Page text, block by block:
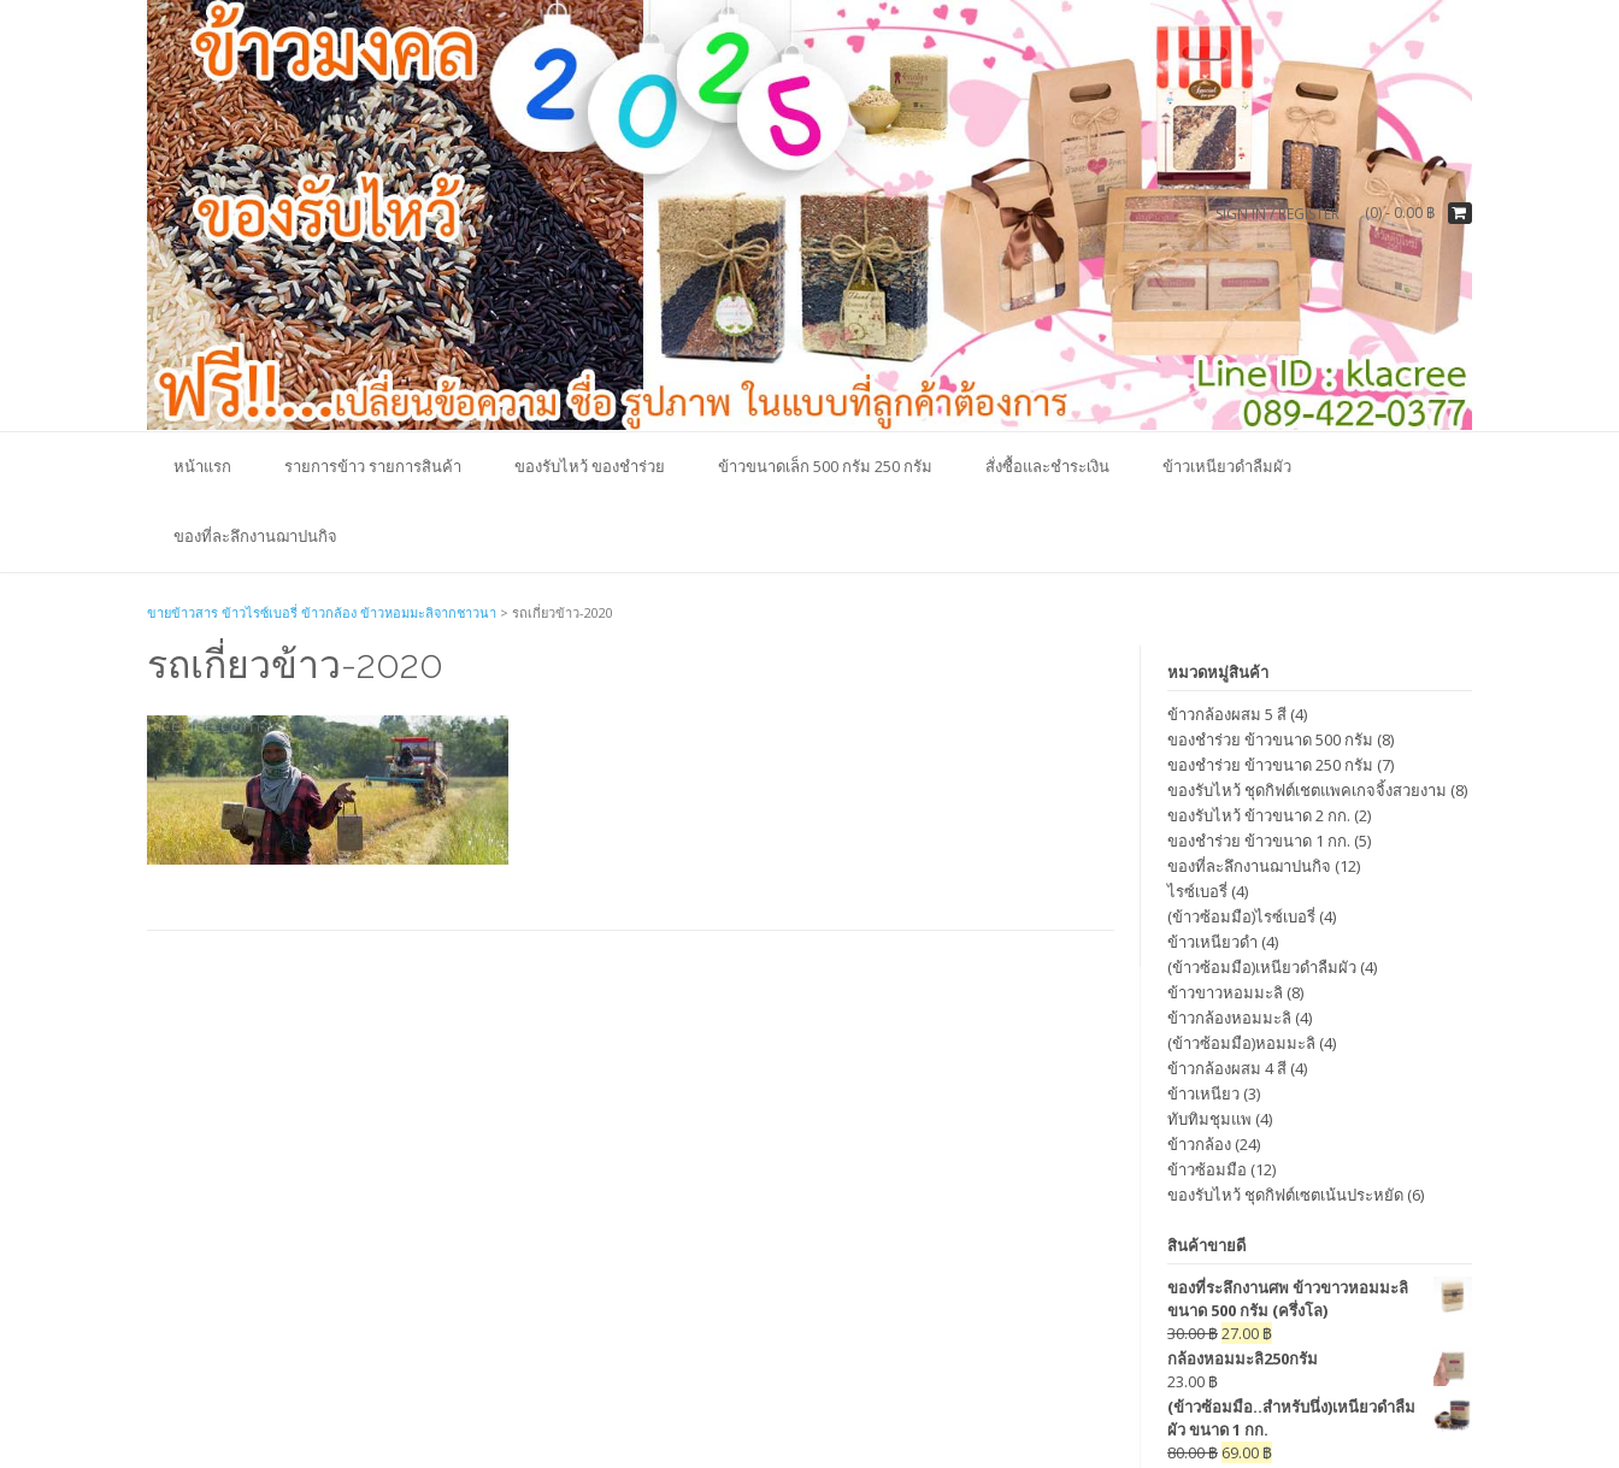
SIGN IN / REGISTER (0) - 0.00 ฿
หน้าแรก รายการข้าว รายการสินค้า ของรับไหว้ ของชำร่วย ข้าวขนาดเล็ก 500 กรัม 250 กรัม สั่งซื้อและชำระเงิน ข้าวเหนียวดำลืมผัว
ของที่ละลึกงานฌาปนกิจ
ขายข้าวสาร ข้าวไรซ์เบอรี่ ข้าวกล้อง ข้าวหอมมะลิจากชาวนา > รถเกี่ยวข้าว-2020
รถเกี่ยวข้าว-2020 หมวดหมู่สินค้า
ข้าวกล้องผสม 5 สี (4)
ของชำร่วย ข้าวขนาด 500 กรัม (8)
ของชำร่วย ข้าวขนาด 250 กรัม (7)
ของรับไหว้ ชุดกิฟต์เชตแพคเกจจิ้งสวยงาม (8)
ของรับไหว้ ข้าวขนาด 2 กก. (2)
ของชำร่วย ข้าวขนาด 1 กก. (5)
ของที่ละลึกงานฌาปนกิจ (12)
ไรซ์เบอรี่ (4)
(ข้าวซ้อมมือ)ไรซ์เบอรี่ (4)
ข้าวเหนียวดำ (4)
(ข้าวซ้อมมือ)เหนียวดำลืมผัว (4)
ข้าวขาวหอมมะลิ (8)
ข้าวกล้องหอมมะลิ (4)
(ข้าวซ้อมมือ)หอมมะลิ (4)
ข้าวกล้องผสม 4 สี (4)
ข้าวเหนียว (3)
ทับทิมชุมแพ (4)
ข้าวกล้อง (24)
ข้าวซ้อมมือ (12)
ของรับไหว้ ชุดกิฟต์เซตเน้นประหยัด (6)
สินค้าขายดี
ของที่ระลึกงานศพ ข้าวขาวหอมมะลิ
ขนาด 500 กรัม (ครึ่งโล)
30.00฿27.00 ฿
กล้องหอมมะลิ250กรัม
23.00 ฿
(ข้าวซ้อมมือ..สำหรับนึ่ง)เหนียวดำลืม
ผัว ขนาด 1 กก.
80.00฿ 69.00 ฿